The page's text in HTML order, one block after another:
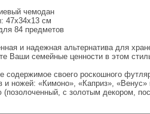
чемодан
47x34x13 см
84 предметов
и надежная альтернатива для
Ваши семейные ценности в этом
содержимое своего роскошного
и ножей: «Кимоно», «Каприз»,
с золотым декором,